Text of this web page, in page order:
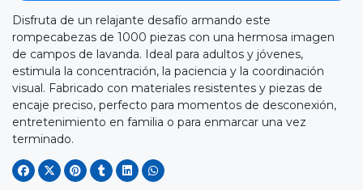
Disfruta de un relajante desafío armando este
rompecabezas de 1000 piezas con una hermosa imagen
de campos de lavanda. Ideal para adultos y jóvenes,
estimula la concentración, la paciencia y la coordinación
visual. Fabricado con materiales resistentes y piezas de
encaje preciso, perfecto para momentos de desconexión,
entretenimiento en familia o para enmarcar una vez
terminado.